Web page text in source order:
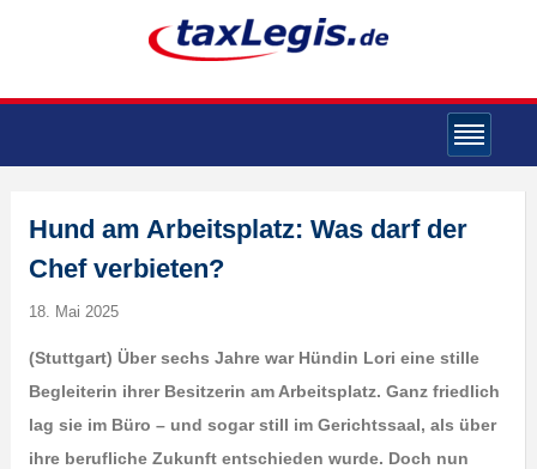
Hund am Arbeitsplatz: Was darf der
Chef verbieten?
18. Mai 2025
(Stuttgart) Über sechs Jahre war Hündin Lori eine stille
Begleiterin ihrer Besitzerin am Arbeitsplatz. Ganz friedlich
lag sie im Büro – und sogar still im Gerichtssaal, als über
ihre berufliche Zukunft entschieden wurde. Doch nun